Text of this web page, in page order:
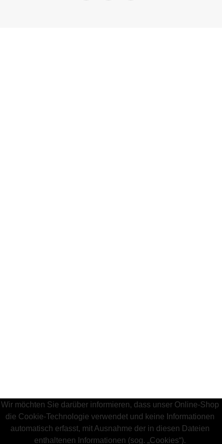
Wir möchten Sie darüber informieren, dass unser Online-Shop
die Cookie-Technologie verwendet und keine Informationen
automatisch erfasst, mit Ausnahme der in diesen Dateien
enthaltenen Informationen (sog. „Cookies“).